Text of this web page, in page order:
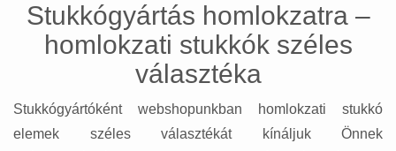
Stukkógyártás homlokzatra –
homlokzati stukkók széles
választéka
Stukkógyártóként webshopunkban homlokzati stukkó
elemek széles választékát kínáljuk Önnek